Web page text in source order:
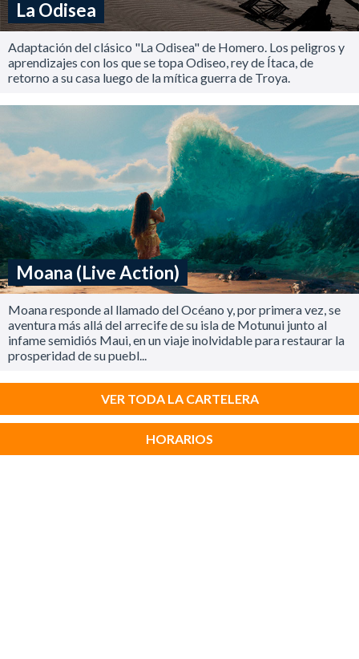
La Odisea
Adaptación del clásico "La Odisea" de Homero. Los peligros y
aprendizajes con los que se topa Odiseo, rey de Ítaca, de
retorno a su casa luego de la mítica guerra de Troya.
Moana (Live Action)
Moana responde al llamado del Océano y, por primera vez, se
aventura más allá del arrecife de su isla de Motunui junto al
infame semidiós Maui, en un viaje inolvidable para restaurar la
prosperidad de su puebl...
VER TODA LA CARTELERA
HORARIOS